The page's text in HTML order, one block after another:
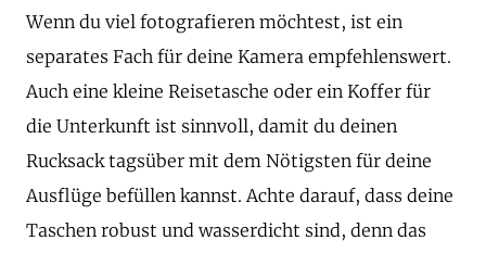
Wenn du viel fotografieren möchtest, ist ein
separates Fach für deine Kamera empfehlenswert.
Auch eine kleine Reisetasche oder ein Koffer für
die Unterkunft ist sinnvoll, damit du deinen
Rucksack tagsüber mit dem Nötigsten für deine
Ausflüge befüllen kannst. Achte darauf, dass deine
Taschen robust und wasserdicht sind, denn das